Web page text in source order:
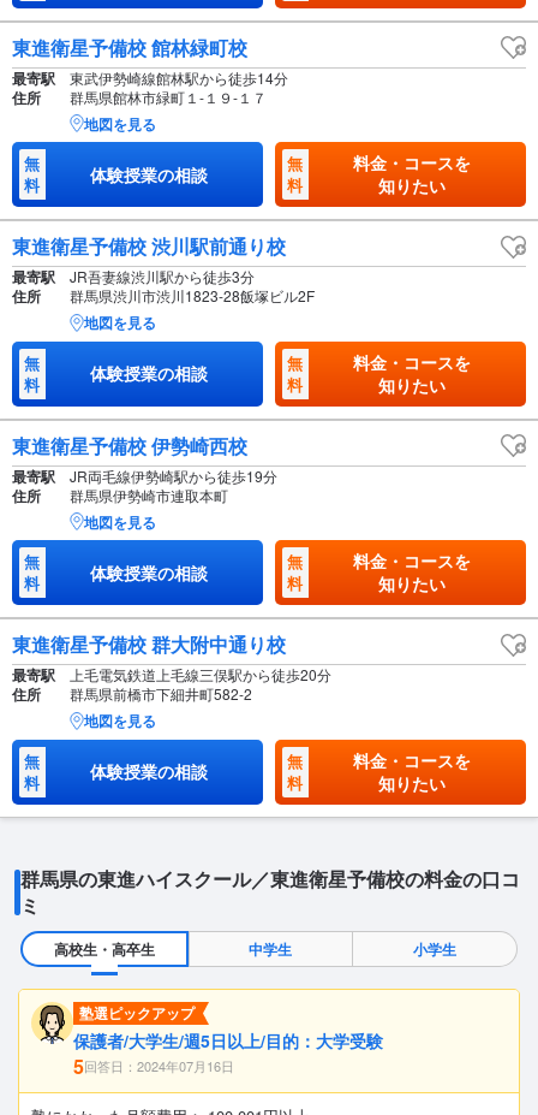
東進衛星予備校 館林緑町校
最寄駅 東武伊勢崎線館林駅から徒歩14分
住所 群馬県館林市緑町１-１９-１７
地図を見る
無
料
体験授業の相談
無
料
料金・コースを
知りたい
東進衛星予備校 渋川駅前通り校
最寄駅 JR吾妻線渋川駅から徒歩3分
住所 群馬県渋川市渋川1823-28飯塚ビル2F
地図を見る
無
料
体験授業の相談
無
料
料金・コースを
知りたい
東進衛星予備校 伊勢崎西校
最寄駅 JR両毛線伊勢崎駅から徒歩19分
住所 群馬県伊勢崎市連取本町
地図を見る
無
料
体験授業の相談
無
料
料金・コースを
知りたい
東進衛星予備校 群大附中通り校
最寄駅 上毛電気鉄道上毛線三俣駅から徒歩20分
住所 群馬県前橋市下細井町582-2
地図を見る
無
料
体験授業の相談
無
料
料金・コースを
知りたい
群馬県の東進ハイスクール／東進衛星予備校の料金の口コ
ミ
高校生・高卒生 中学生 小学生
塾選ピックアップ
保護者/大学生/週5日以上/目的：大学受験
5回答日：2024年07月16日